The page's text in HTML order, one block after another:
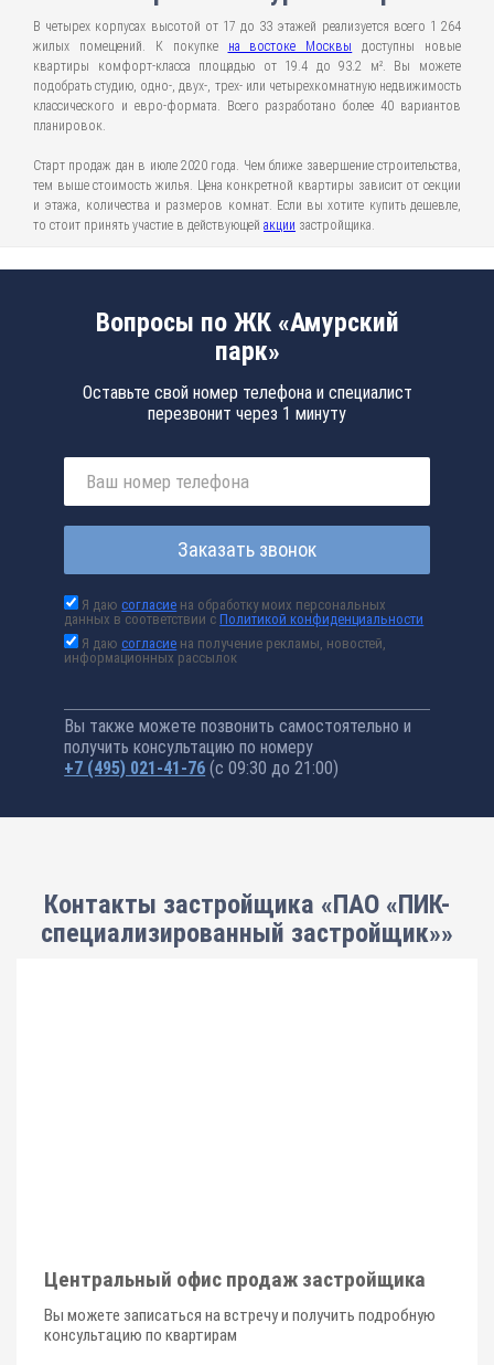
В четырех корпусах высотой от 17 до 33 этажей реализуется всего 1 264
жилых помещений. К покупке
на востоке Москвы доступны новые
квартиры комфорт-класса площадью от 19.4 до 93.2 м². Вы можете
подобрать студию, одно-, двух-, трех- или четырехкомнатную недвижимость
классического и евро-формата. Всего разработано более 40 вариантов
планировок.
Старт продаж дан в июле 2020 года. Чем ближе завершение строительства,
тем выше стоимость жилья. Цена конкретной квартиры зависит от секции
и этажа, количества и размеров комнат. Если вы хотите купить дешевле,
то стоит принять участие в действующей акции застройщика.
Вопросы по ЖК «Амурский
парк»
Оставьте свой номер телефона и специалист
перезвонит через 1 минуту
Заказать звонок
Я даюсогласие на обработку моих персональных
данных в соответствии сПолитикой конфиденциальности
Я даюсогласие на получение рекламы, новостей,
информационных рассылок
Вы также можете позвонить самостоятельно и
получить консультацию по номеру
+7 (495) 021-41-76 (с 09:30 до 21:00)
Контакты застройщика «ПАО «ПИК-
специализированный застройщик»»
Центральный офис продаж застройщика
Вы можете записаться на встречу и получить подробную
консультацию по квартирам